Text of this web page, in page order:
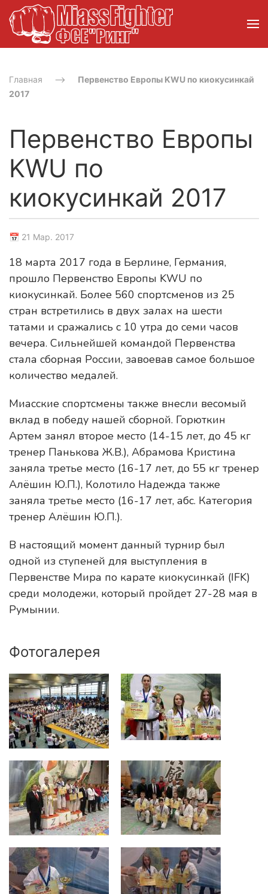
Главная
Первенство Европы KWU по киокусинкай
2017
Первенство Европы
KWU по
киокусинкай 2017
📅 21 Мар. 2017
18 марта 2017 года в Берлине, Германия,
прошло Первенство Европы KWU по
киокусинкай. Более 560 спортсменов из 25
стран встретились в двух залах на шести
татами и сражались с 10 утра до семи часов
вечера. Сильнейшей командой Первенства
стала сборная России, завоевав самое большое
количество медалей.
Миасские спортсмены также внесли весомый
вклад в победу нашей сборной. Горюткин
Артем занял второе место (14-15 лет, до 45 кг
тренер Панькова Ж.В.), Абрамова Кристина
заняла третье место (16-17 лет, до 55 кг тренер
Алёшин Ю.П.), Колотило Надежда также
заняла третье место (16-17 лет, абс. Категория
тренер Алёшин Ю.П.).
В настоящий момент данный турнир был
одной из ступеней для выступления в
Первенстве Мира по карате киокусинкай (IFK)
среди молодежи, который пройдет 27-28 мая в
Румынии.
Фотогалерея